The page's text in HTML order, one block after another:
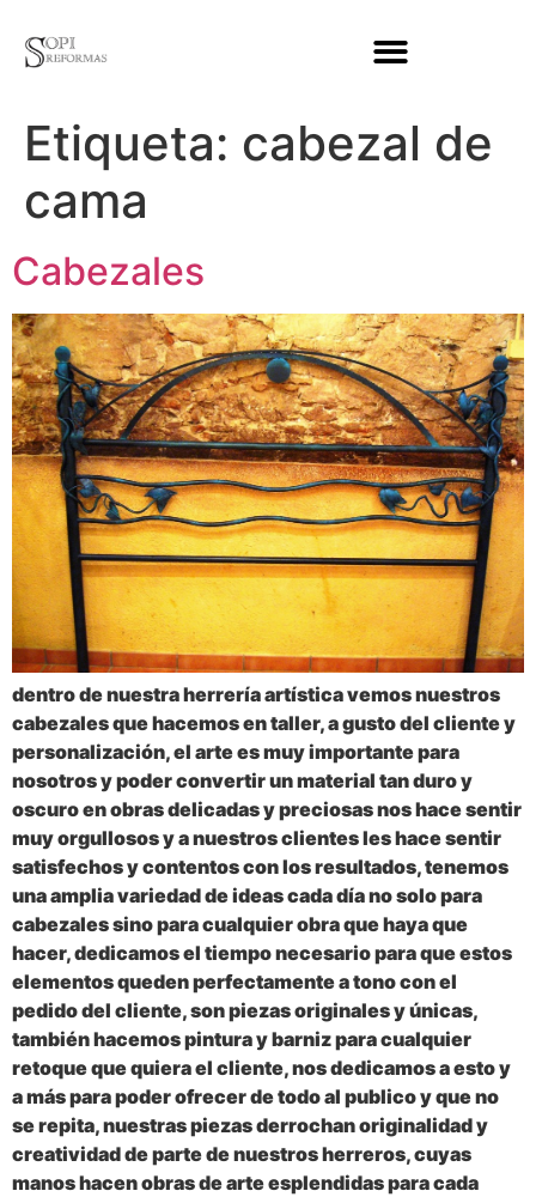
Etiqueta: cabezal de
cama
Cabezales
dentro de nuestra herrería artística vemos nuestros
cabezales que hacemos en taller, a gusto del cliente y
personalización, el arte es muy importante para
nosotros y poder convertir un material tan duro y
oscuro en obras delicadas y preciosas nos hace sentir
muy orgullosos y a nuestros clientes les hace sentir
satisfechos y contentos con los resultados, tenemos
una amplia variedad de ideas cada día no solo para
cabezales sino para cualquier obra que haya que
hacer, dedicamos el tiempo necesario para que estos
elementos queden perfectamente a tono con el
pedido del cliente, son piezas originales y únicas,
también hacemos pintura y barniz para cualquier
retoque que quiera el cliente, nos dedicamos a esto y
a más para poder ofrecer de todo al publico y que no
se repita, nuestras piezas derrochan originalidad y
creatividad de parte de nuestros herreros, cuyas
manos hacen obras de arte esplendidas para cada